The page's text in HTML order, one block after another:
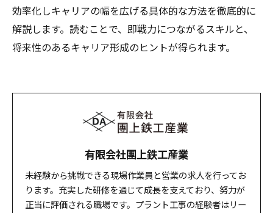
効率化しキャリアの幅を広げる具体的な方法を徹底的に
解説します。読むことで、即戦力につながるスキルと、
将来性のあるキャリア形成のヒントが得られます。
有限会社團上鉄工産業
未経験から挑戦できる現場作業員と営業の求人を行ってお
ります。充実した研修を通じて成長を支えており、努力が
正当に評価される職場です。プラント工事の経験者はリー